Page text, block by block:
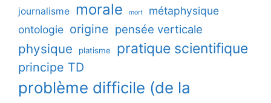
journalisme morale mort
métaphysique
ontologie origine pensée verticale
physique platisme pratique scientifique
principe TD
problème difficile (de la